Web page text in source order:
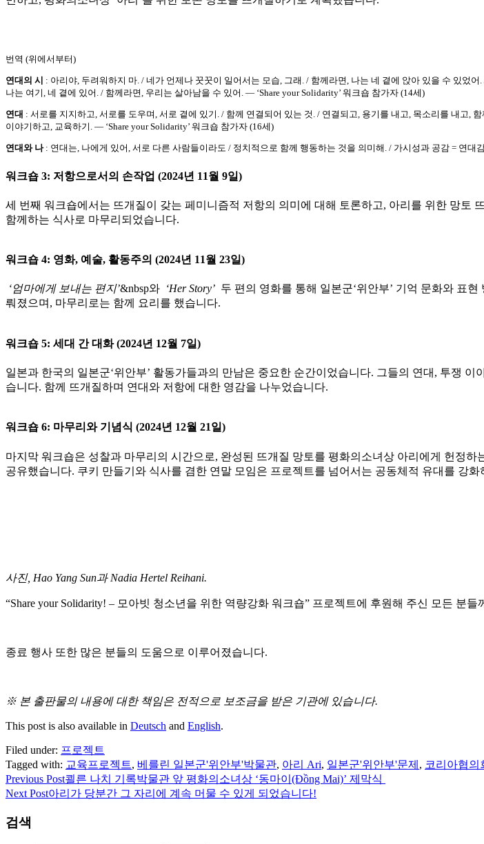
번역 (위에서부터)
연대의 시 : 아리야, 두려워하지 마. / 네가 언제나 꿋꿋이 일어서는 모습, 그래. / 함께라면, 나는 네 곁에 앉아 있을 수 있었
나는 여기, 네 곁에 있어. / 함께라면, 우리는 살아남을 수 있어. — ‘Share your Solidarity’ 워크숍 참가자 (14세)
연대 : 서로를 지지하고, 서로를 도우며, 서로 곁에 있기. / 함께 연결되어 있는 것. / 연결되고, 용기를 내고, 목소리를 내고
이야기하고, 교육하기. — ‘Share your Solidarity’ 워크숍 참가자 (16세)
연대와 나: 연대는, 나에게 있어, 서로 다른 사람들이라도 / 정치적으로 함께 행동하는 것을 의미해. / 가시성과 공감 = 연대
워크숍 3: 저항으로서의 손작업 (2024년 11월 9일)
세 번째 워크숍에서는 뜨개질이 갖는 페미니즘적 저항의 의미에 대해 토론하고, 아리를 위한 망토
함께하는 식사로 마무리되었습니다.
워크숍 4: 영화, 예술, 활동주의 (2024년 11월 23일)
‘엄마에게 보내는 편지’&nbsp와 ‘Her Story’ 두 편의 영화를 통해 일본군‘위안부’ 기억 문화와 표
뤄졌으며, 마무리로는 함께 요리를 했습니다.
워크숍 5: 세대 간 대화 (2024년 12월 7일)
일본과 한국의 일본군‘위안부’ 활동가들과의 만남은 중요한 순간이었습니다. 그들의 연대, 투쟁
습니다. 함께 뜨개질하며 연대와 저항에 대한 영감을 나누었습니다.
워크숍 6: 마무리와 기념식 (2024년 12월 21일)
마지막 워크숍은 성찰과 마무리의 시간으로, 완성된 뜨개질 망토를 평화의소녀상 아리에게 헌정
공유했습니다. 쿠키 만들기와 식사를 겸한 연말 모임은 프로젝트를 넘어서는 공동체적 유대를 강
사진, Hao Yang Sun과 Nadia Hertel Reihani.
“Share your Solidarity! – 모아빗 청소년을 위한 역량강화 워크숍” 프로젝트에 후원해 주신 모든 분들
종료 행사 또한 많은 분들의 도움으로 이루어졌습니다.
※ 본 출판물의 내용에 대한 책임은 전적으로 보조금을 받은 기관에 있습니다.
This post is also available in Deutsch and English.
Filed under: 프로젝트
Tagged with: 교육프로젝트, 베를린 일본군'위안부'박물관, 아리 Ari, 일본군'위안부'문제 , 코리아협의
Previous Post쾰른 나치 기록박물관 앞 평화의소녀상 ‘동마이(Đồng Mai)’ 제막식
Next Post아리가 당분간 그 자리에 계속 머물 수 있게 되었습니다!
검색